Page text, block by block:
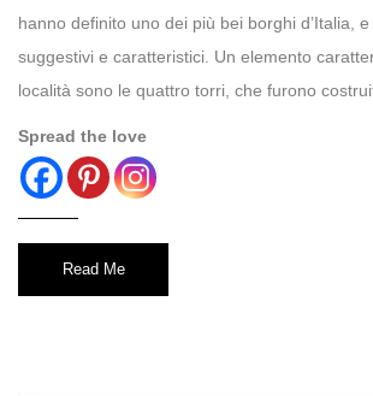
hanno definito uno dei più bei borghi d’Italia,
suggestivi e caratteristici. Un elemento
località sono le quattro torri, che furono
Spread the love
Read Me